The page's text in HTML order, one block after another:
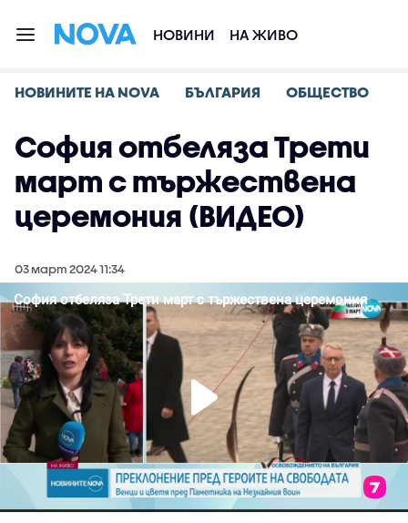
НОВИНИ НА ЖИВО
НОВИНИТЕ НА NOVA БЪЛГАРИЯ ОБЩЕСТВО
София отбеляза Трети
март с тържествена
церемония (ВИДЕО)
03 март 2024 11:34